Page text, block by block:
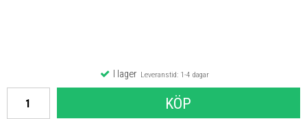
I lagerLeveranstid: 1-4 dagar
KÖP